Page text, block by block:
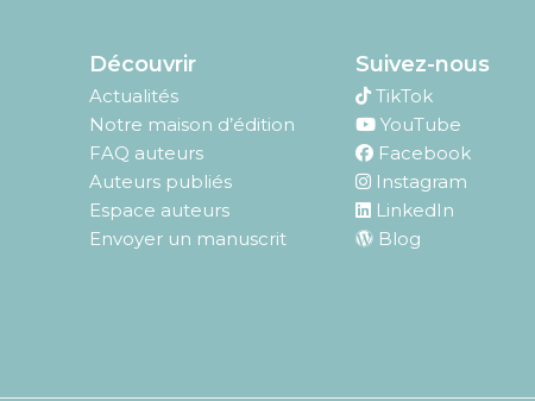
Découvrir
Actualités
Notre maison d’édition
FAQ auteurs
Auteurs publiés
Espace auteurs
Envoyer un manuscrit
Suivez-nous
TikTok
YouTube
Facebook
Instagram
LinkedIn
Blog